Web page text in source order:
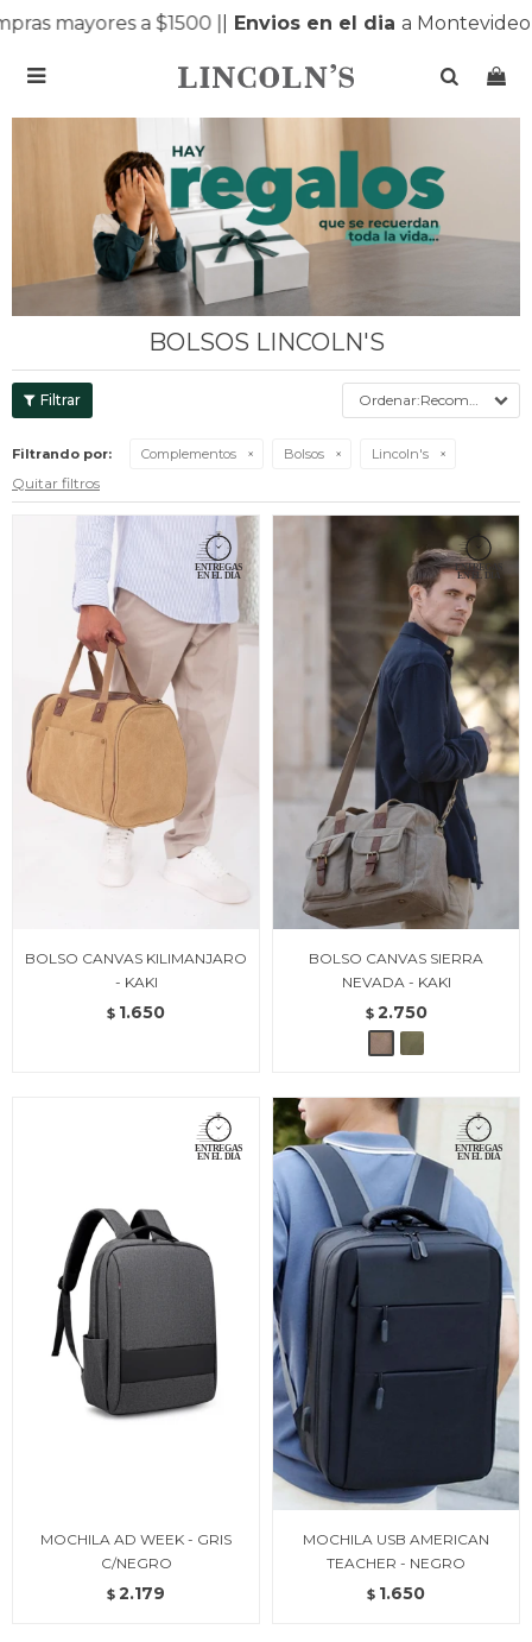
mayores a $1500 || Envios en el diaa Montevideo

BOLSOS LINCOLN'S
Recomendados
Filtrando por: Complementos Bolsos Lincoln's
Quitar filtros
BOLSO CANVAS KILIMANJARO
- KAKI
$ 1.650
BOLSO CANVAS SIERRA
NEVADA - KAKI
$ 2.750
MOCHILA AD WEEK - GRIS
C/NEGRO
$ 2.179
MOCHILA USB AMERICAN
TEACHER - NEGRO
$ 1.650